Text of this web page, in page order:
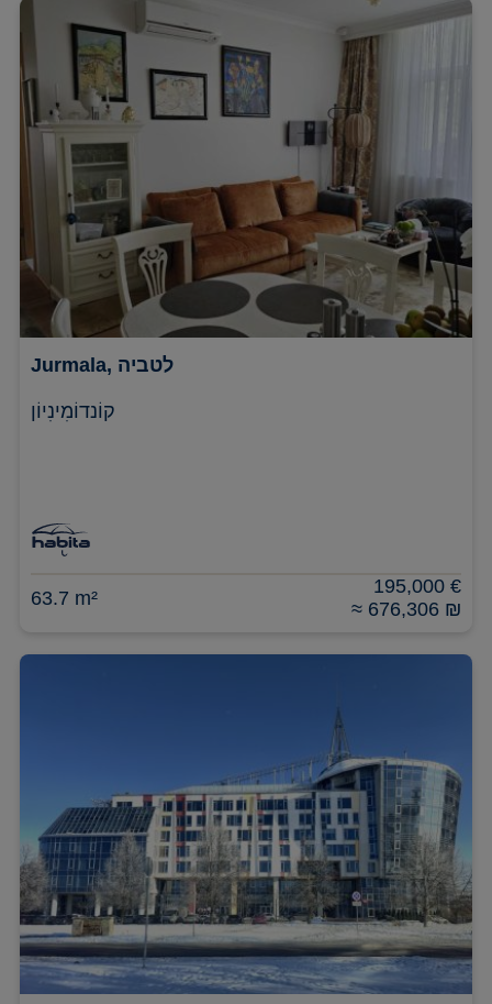
Jurmala, לטביה
קוֹנדוֹמִינִיוֹן
63.7 m²
195,000 €
≈ 676,306 ₪